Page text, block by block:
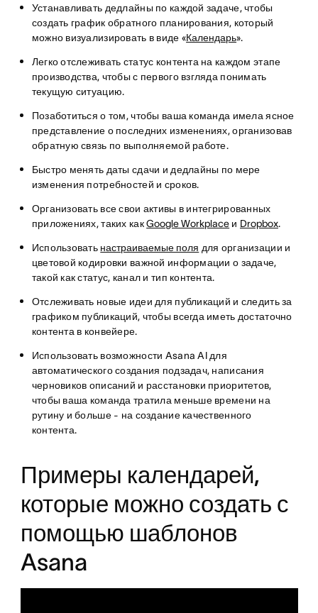
Устанавливать дедлайны по каждой задаче, чтобы
создать график обратного планирования, который
можно визуализировать в виде «Календарь».
Легко отслеживать статус контента на каждом этапе
производства, чтобы с первого взгляда понимать
текущую ситуацию.
Позаботиться о том, чтобы ваша команда имела ясное
представление о последних изменениях, организовав
обратную связь по выполняемой работе.
Быстро менять даты сдачи и дедлайны по мере
изменения потребностей и сроков.
Организовать все свои активы в интегрированных
приложениях, таких какGoogle Workplace и Dropbox.
Использовать настраиваемые поля для организации и
цветовой кодировки важной информации о задаче,
такой как статус, канал и тип контента.
Отслеживать новые идеи для публикаций и следить за
графиком публикаций, чтобы всегда иметь достаточно
контента в конвейере.
Использовать возможности Asana AI для
автоматического создания подзадач, написания
черновиков описаний и расстановки приоритетов,
чтобы ваша команда тратила меньше времени на
рутину и больше - на создание качественного
контента.
Примеры календарей,
которые можно создать с
помощью шаблонов
Asana